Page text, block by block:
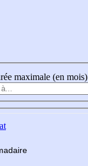
maximale (en mois)